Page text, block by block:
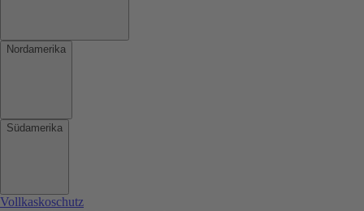
Nordamerika
Südamerika
Vollkaskoschutz